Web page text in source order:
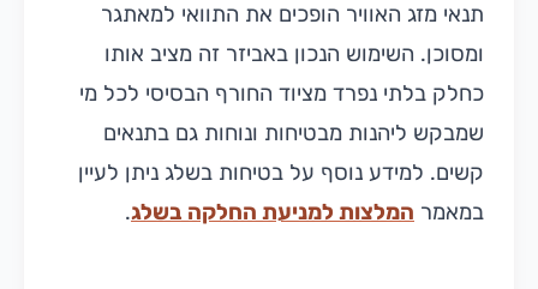
תנאי מזג האוויר הופכים את התוואי למאתגר
ומסוכן. השימוש הנכון באביזר זה מציב אותו
כחלק בלתי נפרד מציוד החורף הבסיסי לכל מי
שמבקש ליהנות מבטיחות ונוחות גם בתנאים
קשים. למידע נוסף על בטיחות בשלג ניתן לעיין
במאמר המלצות למניעת החלקה בשלג.